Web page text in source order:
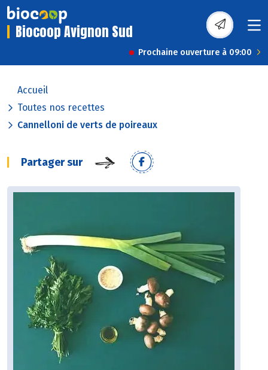
Biocoop Avignon Sud
Prochaine ouverture à 09:00
Accueil
Toutes nos recettes
Cannelloni de verts de poireaux
Partager sur